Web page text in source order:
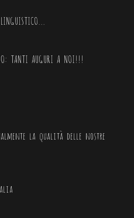
TANTI AUGURI A NOI!!!
la qualità delle nostre